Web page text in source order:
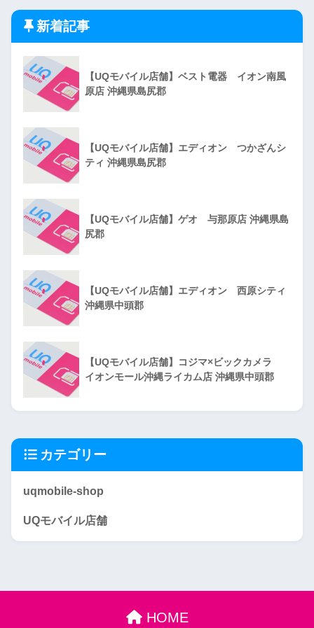
新着記事
【UQモバイル店舗】ベスト電器 イオン南風
原店 沖縄県島尻郡
【UQモバイル店舗】エディオン つかざんシ
ティ 沖縄県島尻郡
【UQモバイル店舗】ゲオ 与那原店 沖縄県島
尻郡
【UQモバイル店舗】エディオン 西原シティ
沖縄県中頭郡
【UQモバイル店舗】コジマ×ビックカメラ
イオンモール沖縄ライカム店 沖縄県中頭郡
カテゴリー
uqmobile-shop
UQモバイル店舗
HOME